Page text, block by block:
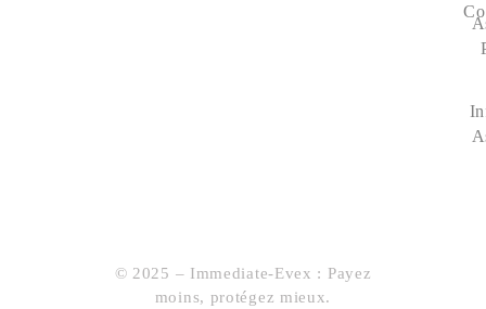
© 2025 – Immediate-Evex : Payez
moins, protégez mieux.